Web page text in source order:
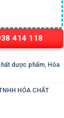
414 118
dược phẩm Hóa
HÓA CHẤT